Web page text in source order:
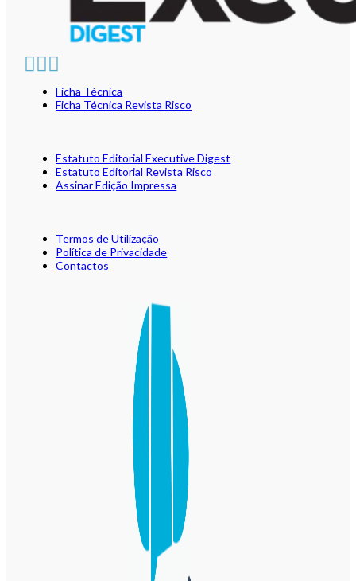
Ficha Técnica
Ficha Técnica Revista Risco
Estatuto Editorial Executive Digest
Estatuto Editorial Revista Risco
Assinar Edição Impressa
Termos de Utilização
Política de Privacidade
Contactos